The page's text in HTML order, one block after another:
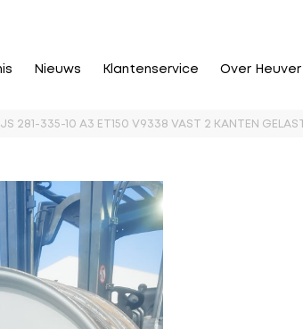
Nieuws Klantenservice Over Heuver
281-335-10 A3 ET150 V9338 VAST 2 KANTEN GELAST